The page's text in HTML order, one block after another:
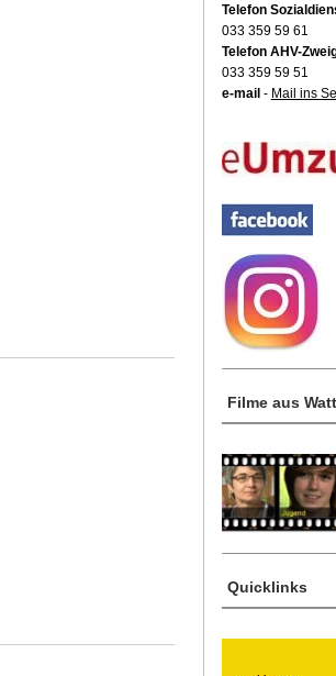
Telefon
033 359 59 61
Telefon AHV-
033 359 59 51
e-mail - Mail ins
Filme aus
Quicklinks